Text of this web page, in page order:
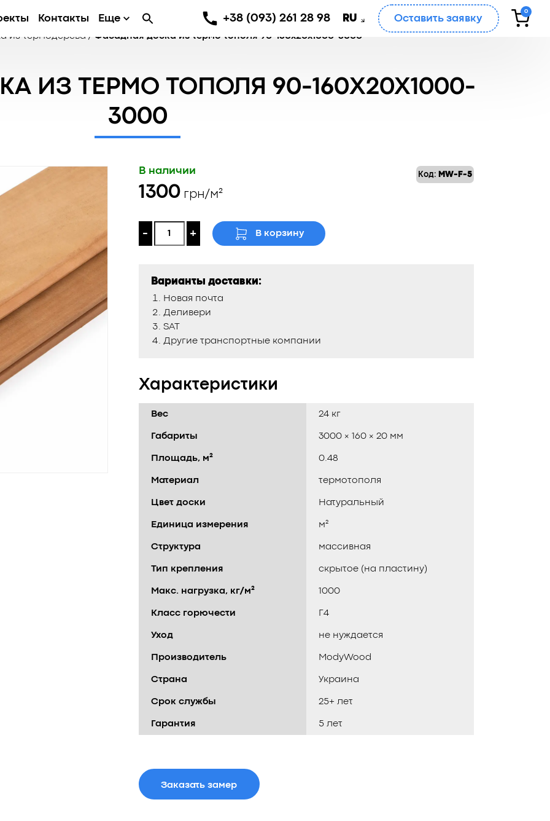
Контакты Еще +38 (093) 261 28 98 RU Оставить заявку
0
из термодерева / Фасадная доска из термо тополя 90-160x20x1000-3000
ИЗ ТЕРМО ТОПОЛЯ 90-160X20X1000-
3000
Код: MW-F-5
В наличии
1300 грн/м²
- + В корзину
Варианты доставки:
Новая почта
Деливери
SAT
Другие транспортные компании
Характеристики
Вес 24 кг
Габариты 3000 × 160 × 20 мм
Площадь, м² 0.48
Материал термотополя
Цвет доски Натуральный
Единица измерения м²
Структура массивная
Тип крепления скрытое (на пластину)
Макс. нагрузка, кг/м² 1000
Класс горючести Г4
Уход не нуждается
Производитель ModyWood
Страна Украина
Срок службы 25+ лет
Гарантия 5 лет
Заказать замер